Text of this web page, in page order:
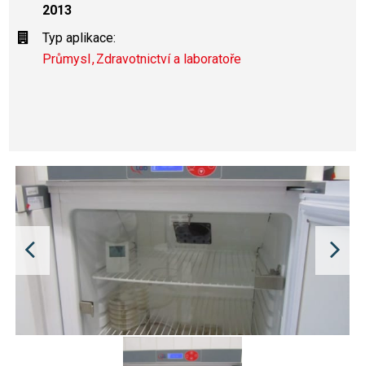
2013
Typ aplikace:
Průmysl Zdravotnictví a laboratoře